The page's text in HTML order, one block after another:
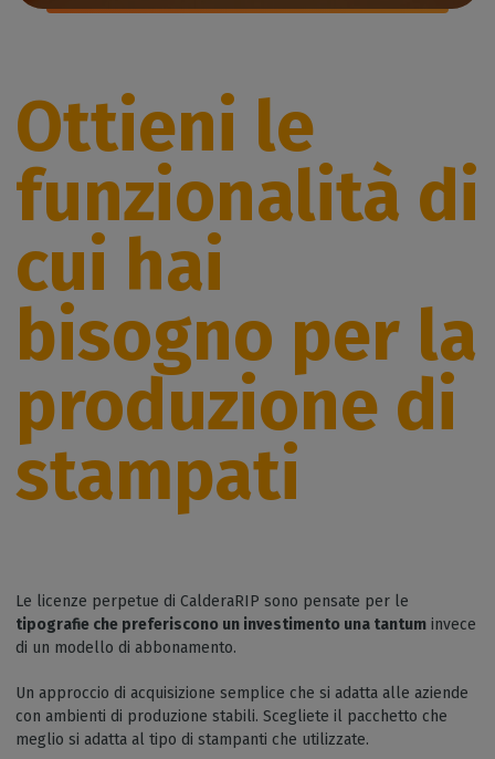
Ottieni le
funzionalità di
cui hai
bisogno per la
produzione di
stampati
Le licenze perpetue di CalderaRIP sono pensate per le
tipografie che preferiscono un investimento una tantum invece
di un modello di abbonamento.
Un approccio di acquisizione semplice che si adatta alle aziende
con ambienti di produzione stabili. Scegliete il pacchetto che
meglio si adatta al tipo di stampanti che utilizzate.